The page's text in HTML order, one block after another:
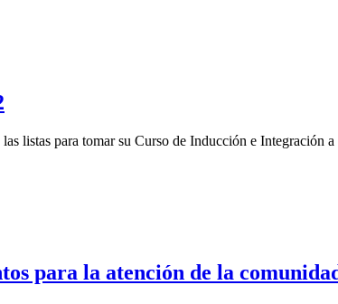
listas para tomar su Curso de Inducción e
para la atención de la